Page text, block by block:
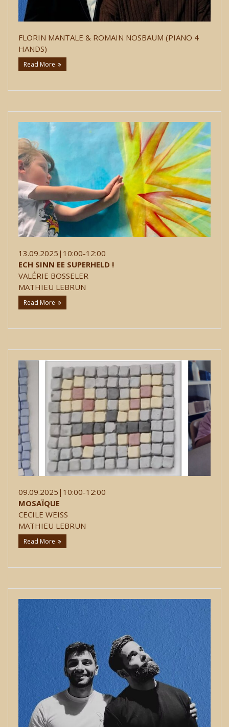
FLORIN MANTALE & ROMAIN NOSBAUM (PIANO 4
HANDS)
Read More
13.09.2025|10:00-12:00
ECH SINN EE SUPERHELD !
VALÉRIE BOSSELER
MATHIEU LEBRUN
Read More
09.09.2025|10:00-12:00
MOSAÏQUE
CECILE WEISS
MATHIEU LEBRUN
Read More